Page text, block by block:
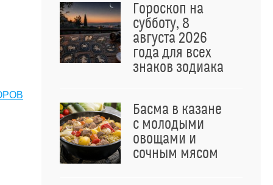
Гороскоп на
субботу, 8
августа 2026
года для всех
знаков зодиака
Басма в казане
с молодыми
овощами и
сочным мясом